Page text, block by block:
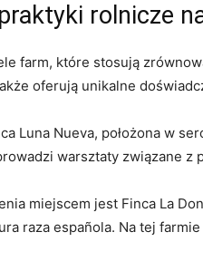
rolnicze​
farm,⁢ które stosują⁣
oferują unikalne
Luna​ Nueva, położona w
warsztaty związane⁤ z
‍miejscem jest Finca La
raza ⁢española. Na tej